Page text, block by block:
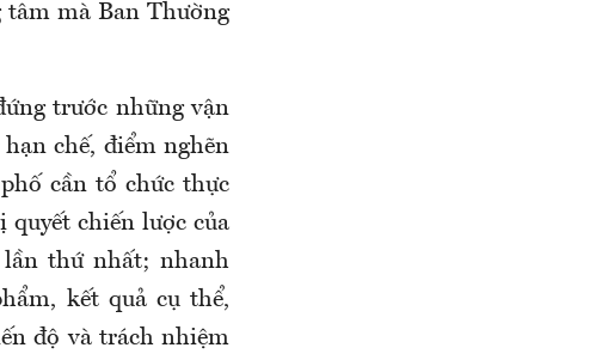
mà Ban Thường
trước những vận
chế, điểm nghẽn
cần tổ chức thực
chiến lược của
thứ nhất; nhanh
kết quả cụ thể,
độ và trách nhiệm